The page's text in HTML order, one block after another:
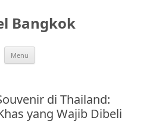
Bangkok
Menu
di Thailand:
yang Wajib Dibeli